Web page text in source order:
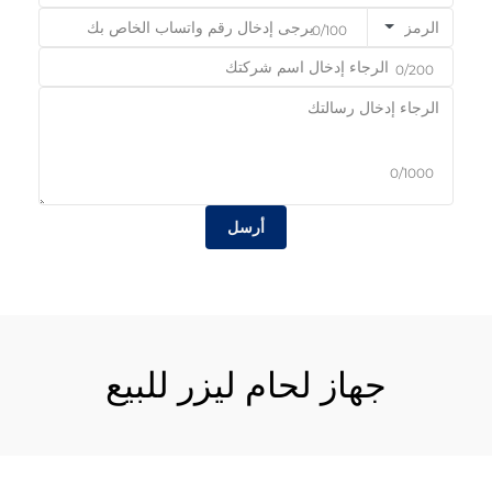
الرمز 0/100
0/200
0/1000
أرسل
جهاز لحام ليزر للبيع